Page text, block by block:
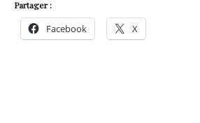
Partager :
Facebook X